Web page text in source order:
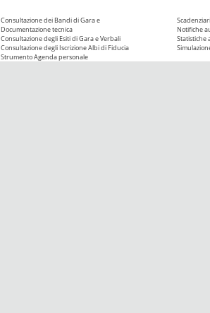
Consultazione dei Bandi di Gara e
Documentazione tecnica
Consultazione degli Esiti di Gara e Verbali
Consultazione degli Iscrizione Albi di Fiducia
Strumento Agenda personale
Notifiche
Statistiche